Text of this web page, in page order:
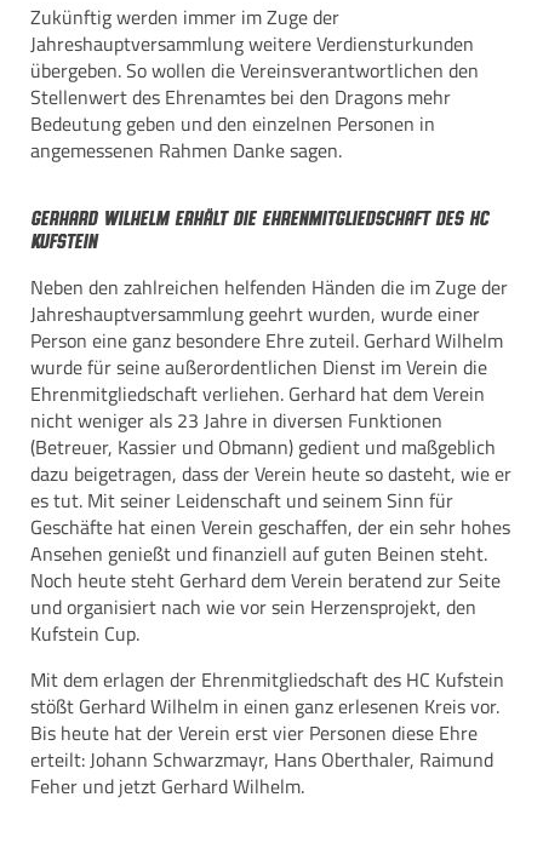
Zukünftig werden immer im Zuge der
Jahreshauptversammlung weitere Verdiensturkunden
übergeben. So wollen die Vereinsverantwortlichen den
Stellenwert des Ehrenamtes bei den Dragons mehr
Bedeutung geben und den einzelnen Personen in
angemessenen Rahmen Danke sagen.
Gerhard Wilhelm erhält die Ehrenmitgliedschaft des HC
Kufstein
Neben den zahlreichen helfenden Händen die im Zuge der
Jahreshauptversammlung geehrt wurden, wurde einer
Person eine ganz besondere Ehre zuteil. Gerhard Wilhelm
wurde für seine außerordentlichen Dienst im Verein die
Ehrenmitgliedschaft verliehen. Gerhard hat dem Verein
nicht weniger als 23 Jahre in diversen Funktionen
(Betreuer, Kassier und Obmann) gedient und maßgeblich
dazu beigetragen, dass der Verein heute so dasteht, wie er
es tut. Mit seiner Leidenschaft und seinem Sinn für
Geschäfte hat einen Verein geschaffen, der ein sehr hohes
Ansehen genießt und finanziell auf guten Beinen steht.
Noch heute steht Gerhard dem Verein beratend zur Seite
und organisiert nach wie vor sein Herzensprojekt, den
Kufstein Cup.
Mit dem erlagen der Ehrenmitgliedschaft des HC Kufstein
stößt Gerhard Wilhelm in einen ganz erlesenen Kreis vor.
Bis heute hat der Verein erst vier Personen diese Ehre
erteilt: Johann Schwarzmayr, Hans Oberthaler, Raimund
Feher und jetzt Gerhard Wilhelm.